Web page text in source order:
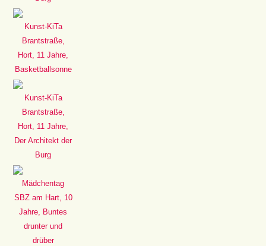
Kunst-KiTa
Brantstraße,
Hort, 11 Jahre,
Basketballsonne
Kunst-KiTa
Brantstraße,
Hort, 11 Jahre,
Der Architekt der
Burg
Mädchentag
SBZ am Hart, 10
Jahre, Buntes
drunter und
drüber